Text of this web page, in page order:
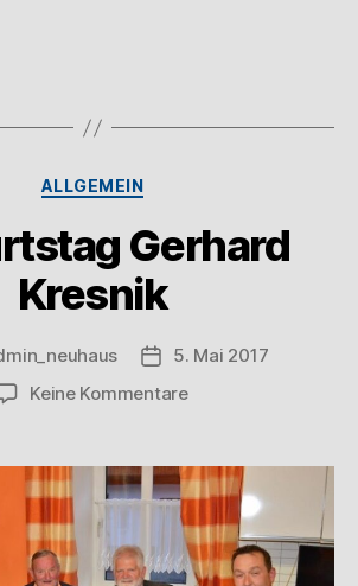
ALLGEMEIN
Gerhard
Kresnik
5. Mai 2017
Keine Kommentare